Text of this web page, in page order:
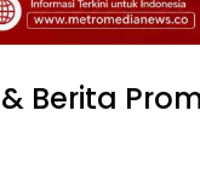
Berita